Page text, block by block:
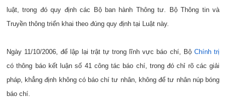
luật, trong đó quy định các Bộ ban hành Thông tư.
Bộ Thông tin và
Truyền thông triển khai theo đúng quy định tại Luật này.
Ngày 11/10/2006, để lập lại trật tự trong lĩnh vực báo chí, Bộ Chính trị
có thông báo kết luận số 41 công tác báo chí, trong đó chỉ rõ các giải
pháp, khẳng định không có báo chí tư nhân, không để tư nhân núp bóng
báo chí.